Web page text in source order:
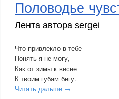
Половодье
Лента автора sergei
Что привлекло в тебе
Понять я не могу,
Как от зимы к весне
К твоим губам бегу.
Читать дальше →